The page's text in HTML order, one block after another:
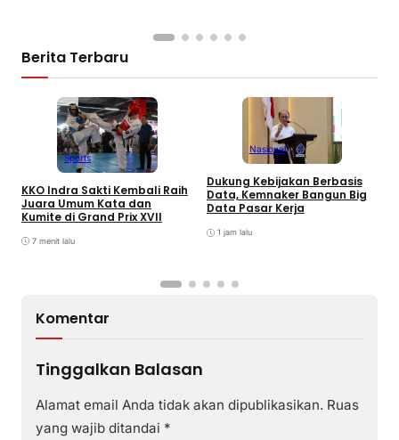
Berita Terbaru
Sports
KKO Indra Sakti Kembali Raih
Juara Umum Kata dan
Kumite di Grand Prix XVII
7 menit lalu
Nasional
Dukung Kebijakan Berbasis
Data, Kemnaker Bangun Big
Data Pasar Kerja
1 jam lalu
Komentar
Tinggalkan Balasan
Alamat email Anda tidak akan dipublikasikan. Ruas
yang wajib ditandai *